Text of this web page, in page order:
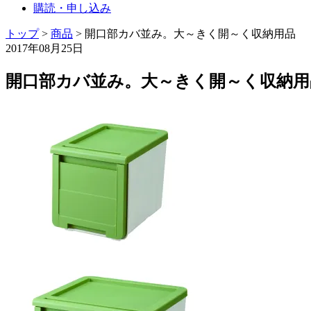
購読・申し込み
トップ> 商品 > 開口部カバ並み。大～きく開～く収納用品
2017年08月25日
開口部カバ並み。大～きく開～く収納